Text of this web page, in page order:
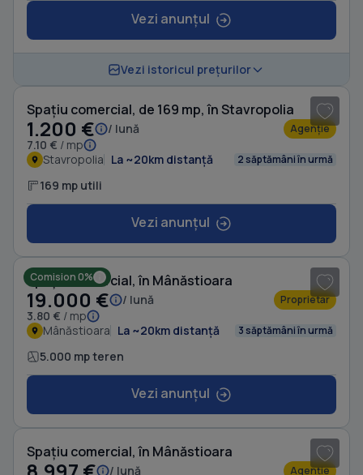
Vezi anunțul
Vezi istoricul prețurilor
Spațiu comercial, de 169 mp, în Stavropolia
1.200 €
/ lună
7.10 € / mp
Agenție
Stavropolia La ~20km distanță 2 săptămâni în urmă
169 mp utili
Vezi anunțul
Comision 0%
Spațiu comercial, în Mânăstioara
19.000 €
/ lună
3.80 € / mp
Proprietar
Mânăstioara La ~20km distanță 3 săptămâni în urmă
5.000 mp teren
Vezi anunțul
Spațiu comercial, în Mânăstioara
/ lună
Agenție